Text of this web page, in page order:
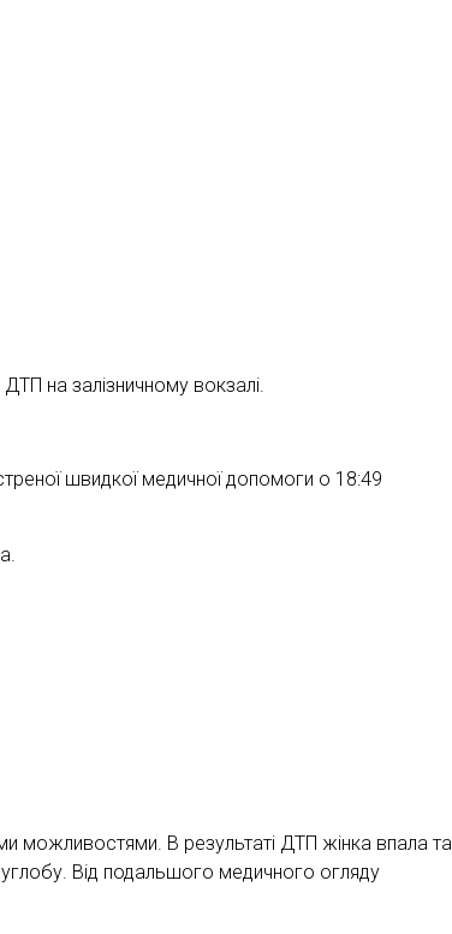
на залізничному вокзалі.
швидкої медичної допомоги о 18:49
можливостями. В результаті ДТП жінка впала та
Від подальшого медичного огляду